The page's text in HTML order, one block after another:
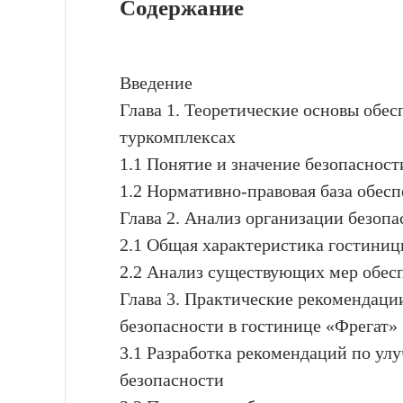
Содержание
Введение
Глава 1. Теоретические основы
туркомплексах
1.1 Понятие и значение
1.2 Нормативно-правовая база
Глава 2. Анализ организации
2.1 Общая характеристика
2.2 Анализ существующих мер
Глава 3. Практические
безопасности в гостинице «Фрегат»
3.1 Разработка рекомендаций по
безопасности